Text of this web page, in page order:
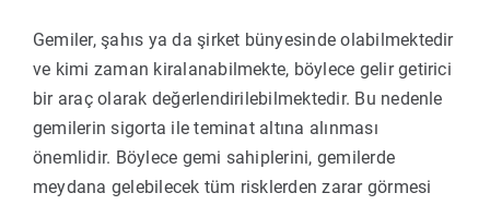
Gemiler, şahıs ya da şirket bünyesinde olabilmektedir
ve kimi zaman kiralanabilmekte, böylece gelir getirici
bir araç olarak değerlendirilebilmektedir. Bu nedenle
gemilerin sigorta ile teminat altına alınması
önemlidir. Böylece gemi sahiplerini, gemilerde
meydana gelebilecek tüm risklerden zarar görmesi